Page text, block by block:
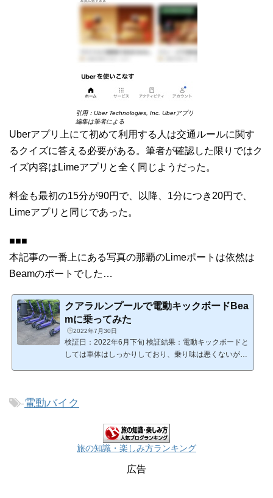
引用：Uber Technologies, Inc. Uberアプリ
編集は筆者による
Uberアプリ上にて初めて利用する人は交通ルールに関す
るクイズに答える必要がある。筆者が確認した限りではク
イズ内容はLimeアプリと全く同じようだった。
料金も最初の15分が90円で、以降、1分につき20円で、
Limeアプリと同じであった。
■■■
本記事の一番上にある写真の那覇のLimeポートは依然は
Beamのポートでした…
クアラルンプールで電動キックボードBea
mに乗ってみた
2022年7月30日
検証日：2022年6月下旬 検証結果：電動キックボードと
しては車体はしっかりしており、乗り味は悪くないが、
いる。今回は、その一つであるBeamの試乗レビューで
eam.com/利用手順準備として、Beamのスマホアプリを
ダウンロードし、アカウントを作成する必要がある。ア
カウント作成にはSMSが受信できる電話番号が必要で...
-電動バイク
旅の知識・楽しみ方ランキング
広告